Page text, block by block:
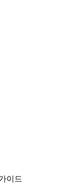
이드